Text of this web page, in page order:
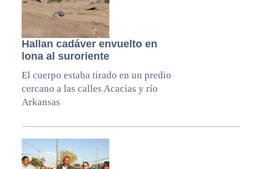
Hallan cadáver envuelto en
lona al suroriente
El cuerpo estaba tirado en un predio
cercano a las calles Acacias y río
Arkansas